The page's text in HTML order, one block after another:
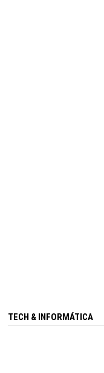
TECH & INFORMÁTICA